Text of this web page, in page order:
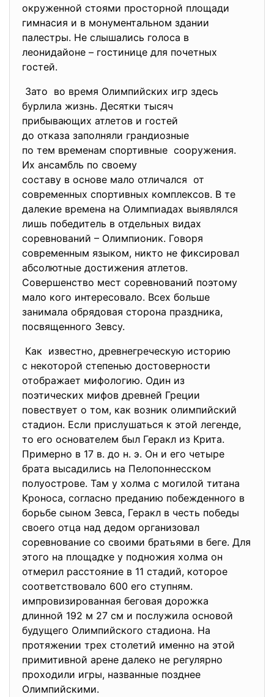
окруженной стоями просторной площади
гимнасия и в монументальном здании
палестры. Не слышались голоса в
леонидайоне – гостинице для почетных
гостей.
Зато во время Олимпийских игр здесь
бурлила жизнь. Десятки тысяч
прибывающих атлетов и гостей
до отказа заполняли грандиозные
по тем временам спортивные сооружения.
Их ансамбль по своему
составу в основе мало отличался от
современных спортивных комплексов. В те
далекие времена на Олимпиадах выявлялся
лишь победитель в отдельных видах
соревнований – Олимпионик. Говоря
современным языком, никто не фиксировал
абсолютные достижения атлетов.
Совершенство мест соревнований поэтому
мало кого интересовало. Всех больше
занимала обрядовая сторона праздника,
посвященного Зевсу.
Как известно, древнегреческую историю
с некоторой степенью достоверности
отображает мифологию. Один из
поэтических мифов древней Греции
повествует о том, как возник олимпийский
стадион. Если прислушаться к этой легенде,
то его основателем был Геракл из Крита.
Примерно в 17 в. до н. э. Он и его четыре
брата высадились на Пелопоннесском
полуострове. Там у холма с могилой титана
Кроноса, согласно преданию побежденного в
борьбе сыном Зевса, Геракл в честь победы
своего отца над дедом организовал
соревнование со своими братьями в беге. Для
этого на площадке у подножия холма он
отмерил расстояние в 11 стадий, которое
соответствовало 600 его ступням.
импровизированная беговая дорожка
длинной 192 м 27 см и послужила основой
будущего Олимпийского стадиона. На
протяжении трех столетий именно на этой
примитивной арене далеко не регулярно
проходили игры, названные позднее
Олимпийскими.